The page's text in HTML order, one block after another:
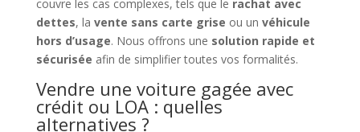
couvre les cas complexes, tels que le rachat avec
dettes, la vente sans carte grise ou un véhicule
hors d’usage. Nous offrons une solution rapide et
sécurisée afin de simplifier toutes vos formalités.
Vendre une voiture gagée avec
crédit ou LOA : quelles
alternatives ?